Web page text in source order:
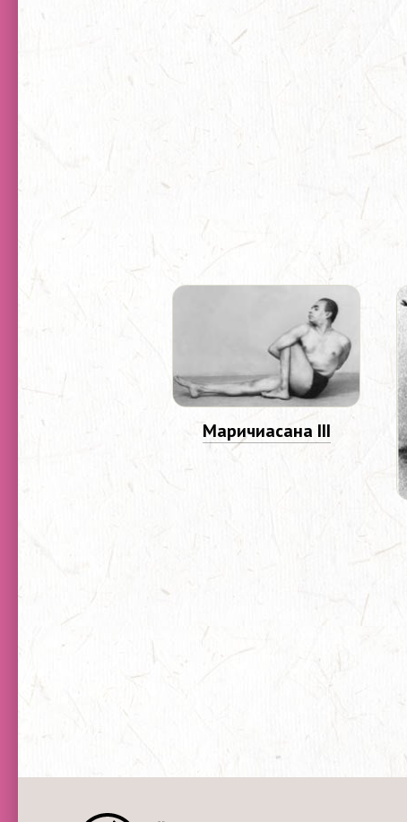
Маричиасана III